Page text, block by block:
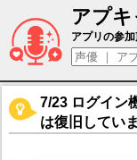
アプキ
ザフラ
アプリの参
7/23 ログイン
は復旧してい